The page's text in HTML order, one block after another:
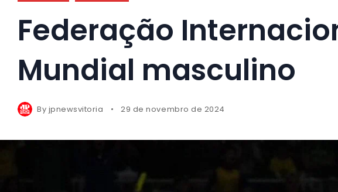
Federação
Mundial masculino
By jpnewsvitoria 29 de novembro de 2024